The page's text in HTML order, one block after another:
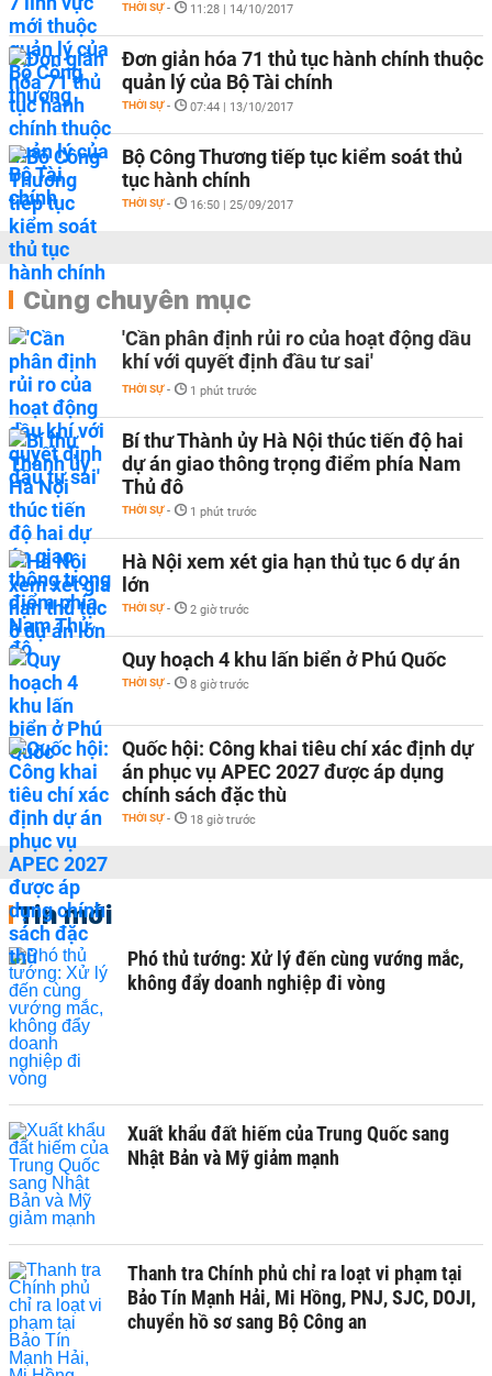
THỜI SỰ - 11:28 | 14/10/2017
Đơn giản hóa 71 thủ tục hành chính thuộc
quản lý của Bộ Tài chính
THỜI SỰ - 07:44 | 13/10/2017
Bộ Công Thương tiếp tục kiểm soát thủ
tục hành chính
THỜI SỰ - 16:50 | 25/09/2017
Cùng chuyên mục
'Cần phân định rủi ro của hoạt động dầu
khí với quyết định đầu tư sai'
THỜI SỰ - 1 phút trước
Bí thư Thành ủy Hà Nội thúc tiến độ hai
dự án giao thông trọng điểm phía Nam
Thủ đô
THỜI SỰ - 1 phút trước
Hà Nội xem xét gia hạn thủ tục 6 dự án
lớn
THỜI SỰ - 2 giờ trước
Quy hoạch 4 khu lấn biển ở Phú Quốc
THỜI SỰ - 8 giờ trước
Quốc hội: Công khai tiêu chí xác định dự
án phục vụ APEC 2027 được áp dụng
chính sách đặc thù
THỜI SỰ - 18 giờ trước
Tin mới
Phó thủ tướng: Xử lý đến cùng vướng mắc,
không đẩy doanh nghiệp đi vòng
Xuất khẩu đất hiếm của Trung Quốc sang
Nhật Bản và Mỹ giảm mạnh
Thanh tra Chính phủ chỉ ra loạt vi phạm tại
Bảo Tín Mạnh Hải, Mi Hồng, PNJ, SJC, DOJI,
chuyển hồ sơ sang Bộ Công an